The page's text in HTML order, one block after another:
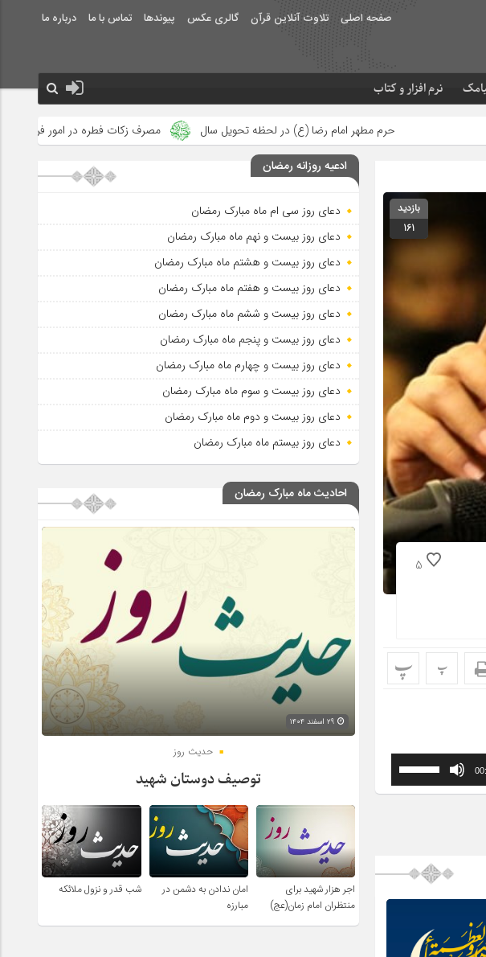
صفحه اصلی تلاوت آنلاین قرآن گالری عکس پیوندها تماس با ما درباره ما
نرم افزار و کتاب
امام رضا (ع) در لحظه تحویل سال مصرف زکات فطره در امور فرهنگی جلوه‌های بزرگ
بازدید
161
5
پ پ
افزایش
یا
و
استفاده
ادعیه روزانه رمضان
دعای روز سی ام ماه مبارک رمضان
دعای روز بیست و نهم ماه مبارک رمضان
دعای روز بیست و هشتم ماه مبارک رمضان
دعای روز بیست و هفتم ماه مبارک رمضان
دعای روز بیست و ششم ماه مبارک رمضان
دعای روز بیست و پنجم ماه مبارک رمضان
دعای روز بیست و چهارم ماه مبارک رمضان
دعای روز بیست و سوم ماه مبارک رمضان
دعای روز بیست و دوم ماه مبارک رمضان
دعای روز بیستم ماه مبارک رمضان
احادیث ماه مبارک رمضان
حدیث روز
توصیف دوستان شهید
اجر هزار شهید برای
منتظران امام زمان(عج)
امان ندادن به دشمن در
مبارزه
شب قدر و نزول ملائکه